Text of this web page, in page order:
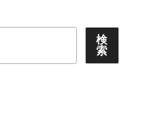
検
索